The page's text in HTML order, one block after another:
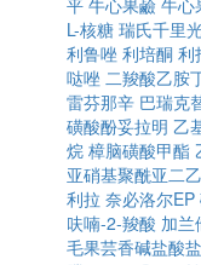
平 牛心果鹼 牛心
L-核糖 瑞氏千里
利鲁唑 利培酮 利
哒唑 二羧酸乙胺
雷芬那辛 巴瑞克
磺酸酚妥拉明 乙
烷 樟脑磺酸甲酯
亚硝基聚酰亚二
利拉 奈必洛尔EP
呋喃-2-羧酸 加兰
毛果芸香碱盐酸盐